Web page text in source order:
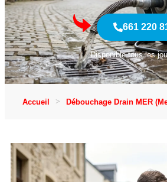
661 220
Disponible tous les
Accueil Débouchage Drain MER